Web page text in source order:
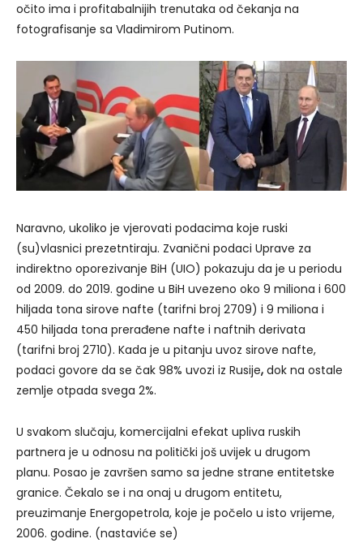
očito ima i profitabalnijih trenutaka od čekanja na
fotografisanje sa Vladimirom Putinom.
Naravno, ukoliko je vjerovati podacima koje ruski
(su)vlasnici prezetntiraju. Zvanični podaci Uprave za
indirektno oporezivanje BiH (UIO) pokazuju da je u periodu
od 2009. do 2019. godine u BiH uvezeno oko 9 miliona i 600
hiljada tona sirove nafte (tarifni broj 2709) i 9 miliona i
450 hiljada tona prerađene nafte i naftnih derivata
(tarifni broj 2710). Kada je u pitanju uvoz sirove nafte,
podaci govore da se čak 98% uvozi iz Rusije, dok na ostale
zemlje otpada svega 2%.
U svakom slučaju, komercijalni efekat upliva ruskih
partnera je u odnosu na politički još uvijek u drugom
planu. Posao je završen samo sa jedne strane entitetske
granice. Čekalo se i na onaj u drugom entitetu,
preuzimanje Energopetrola, koje je počelo u isto vrijeme,
2006. godine. (nastaviće se)